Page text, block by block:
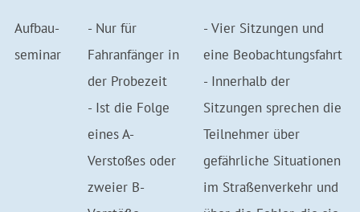
Aufbau­
seminar
- Nur für
Fahranfänger in
der Probezeit
- Ist die Folge
eines A-
Verstoßes oder
zweier B-
- Vier Sitzungen und
eine Beobachtungs­fahrt
- Innerhalb der
Sitzungen sprechen die
Teilnehmer über
gefährliche Situationen
im Straßen­verkehr und